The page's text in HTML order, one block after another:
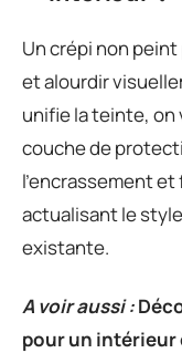
Un crépi non
et alourdir
unifie la teinte, on
couche de
l’encrassement
actualisant le
existante.
A voir aussi :
pour un